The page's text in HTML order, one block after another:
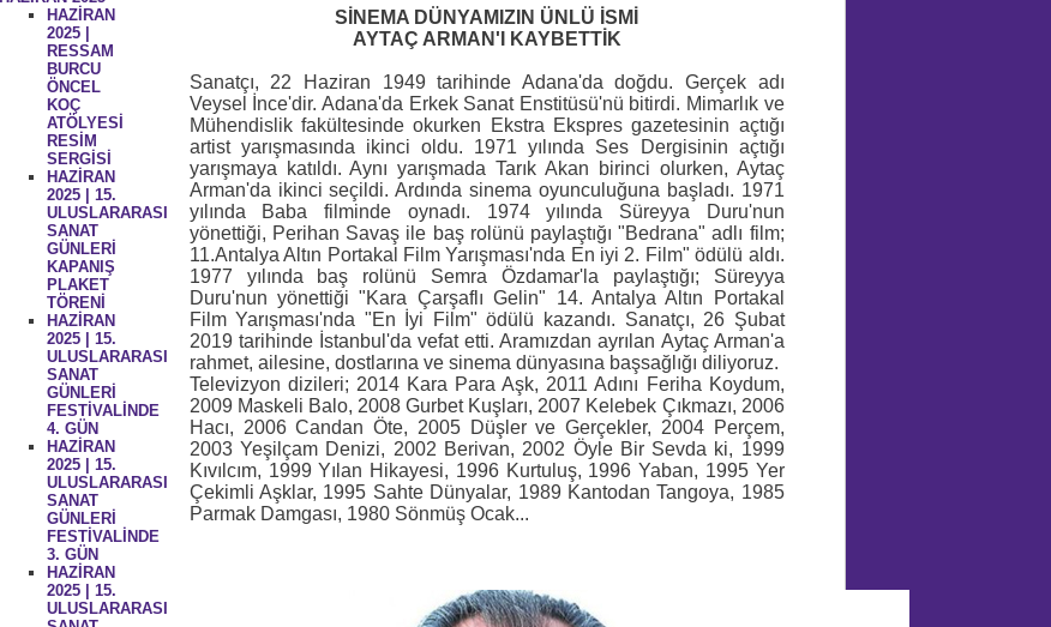
SİNEMA DÜNYAMIZIN ÜNLÜ İSMİ
AYTAÇ ARMAN'I KAYBETTİK
Sanatçı, 22 Haziran 1949 tarihinde Adana'da doğdu. Gerçek adı
Veysel İnce'dir. Adana'da Erkek Sanat Enstitüsü'nü bitirdi. Mimarlık ve
Mühendislik fakültesinde okurken Ekstra Ekspres gazetesinin açtığı
artist yarışmasında ikinci oldu. 1971 yılında Ses Dergisinin açtığı
yarışmaya katıldı. Aynı yarışmada Tarık Akan birinci olurken, Aytaç
Arman'da ikinci seçildi. Ardında sinema oyunculuğuna başladı. 1971
yılında Baba filminde oynadı. 1974 yılında Süreyya Duru'nun
yönettiği, Perihan Savaş ile baş rolünü paylaştığı "Bedrana" adlı film;
11.Antalya Altın Portakal Film Yarışması'nda En iyi 2. Film" ödülü aldı.
1977 yılında baş rolünü Semra Özdamar'la paylaştığı; Süreyya
Duru'nun yönettiği "Kara Çarşaflı Gelin" 14. Antalya Altın Portakal
Film Yarışması'nda "En İyi Film" ödülü kazandı. Sanatçı, 26 Şubat
2019 tarihinde İstanbul'da vefat etti.Aramızdan ayrılan Aytaç Arman'a
rahmet, ailesine, dostlarına ve sinema dünyasına başsağlığı diliyoruz.
Televizyon dizileri; 2014 Kara Para Aşk, 2011 Adını Feriha Koydum,
2009 Maskeli Balo, 2008 Gurbet Kuşları, 2007 Kelebek Çıkmazı, 2006
Hacı, 2006 Candan Öte, 2005 Düşler ve Gerçekler, 2004 Perçem,
2003 Yeşilçam Denizi, 2002 Berivan, 2002 Öyle Bir Sevda ki, 1999
Kıvılcım, 1999 Yılan Hikayesi, 1996 Kurtuluş, 1996 Yaban, 1995 Yer
Çekimli Aşklar, 1995 Sahte Dünyalar, 1989 Kantodan Tangoya, 1985
Parmak Damgası, 1980 Sönmüş Ocak...
HAZİRAN
2025 |
RESSAM
BURCU
ÖNCEL
KOÇ
ATÖLYESİ
RESİM
SERGİSİ
HAZİRAN
2025 | 15.
ULUSLARARASI
SANAT
GÜNLERİ
KAPANIŞ
PLAKET
TÖRENİ
HAZİRAN
2025 | 15.
ULUSLARARASI
SANAT
GÜNLERİ
FESTİVALİNDE
4. GÜN
HAZİRAN
2025 | 15.
ULUSLARARASI
SANAT
GÜNLERİ
FESTİVALİNDE
3. GÜN
HAZİRAN
2025 | 15.
ULUSLARARASI